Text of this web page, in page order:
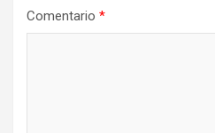
Comentario *